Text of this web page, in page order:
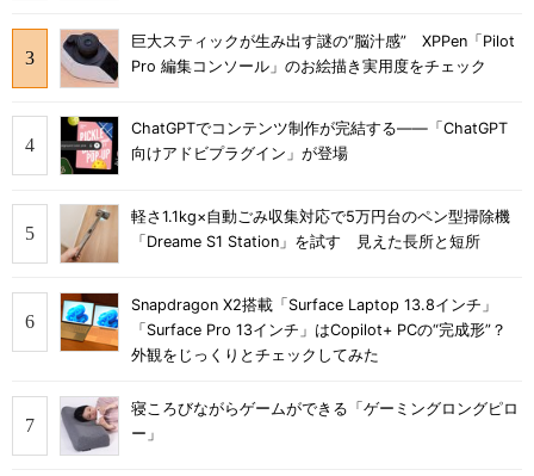
巨大スティックが生み出す謎の“脳汁感” XPPen「Pilot
Pro 編集コンソール」のお絵描き実用度をチェック
ChatGPTでコンテンツ制作が完結する――「ChatGPT
向けアドビプラグイン」が登場
軽さ1.1kg×自動ごみ収集対応で5万円台のペン型掃除機
「Dreame S1 Station」を試す 見えた長所と短所
Snapdragon X2搭載「Surface Laptop 13.8インチ」
「Surface Pro 13インチ」はCopilot+ PCの“完成形”？
外観をじっくりとチェックしてみた
寝ころびながらゲームができる「ゲーミングロングピロ
ー」